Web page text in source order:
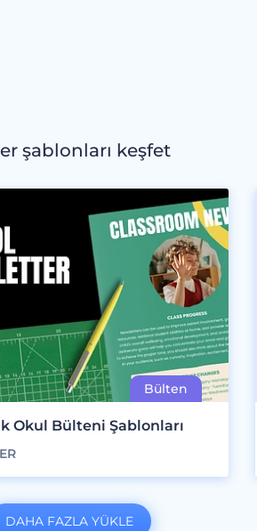
şablonları keşfet
Okul Bülteni Şablonları
DAHA FAZLA YÜKLE